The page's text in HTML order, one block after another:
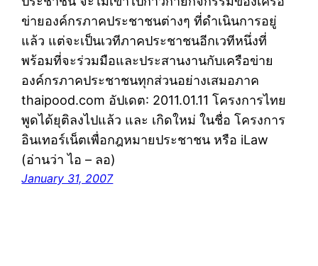
ข่าย​องค์กรภาคประชาชน​ต่างๆ ที่ดำเนินการอยู่
แล้ว แต่จะเป็น​เวทีภาคประชาชน​อีกเวทีหนึ่งที่
พร้อมที่จะ​ร่วมมือ​และ​ประสานงาน​กับ​เครือข่าย
องค์กรภาคประชาชน​ทุกส่วนอย่าง​เสมอภาค
thaipood.com อัปเดต: 2011.01.11 โครงการไทย
พูดได้ยุติลงไปแล้ว และ เกิดใหม่ ในชื่อ โครงการ
อินเทอร์เน็ตเพื่อกฎหมายประชาชน หรือ iLaw
(อ่านว่า ไอ – ลอ)
January 31, 2007